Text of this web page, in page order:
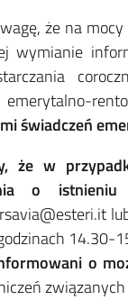
że na mocy
wymianie
emerytalno-
świadczeń
że w
o
14.30-
o